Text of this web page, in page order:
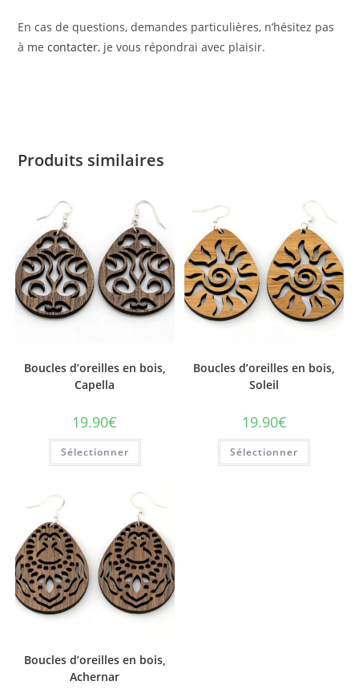
En cas de questions, demandes particulières, n’hésitez pas
à mecontacter, je vous répondrai avec plaisir.
Produits similaires
Boucles d’oreilles en bois,
Capella
19.90€
Sélectionner
Boucles d’oreilles en bois,
Soleil
19.90€
Sélectionner
Boucles d’oreilles en bois,
Achernar